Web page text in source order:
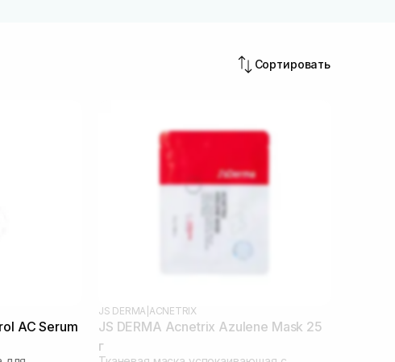
Сортировать
AC Serum
JS DERMA ACNETRIX
JS DERMA Acnetrix Azulene Mask 25
г